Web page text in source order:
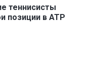
теннисисты
позиции в ATP